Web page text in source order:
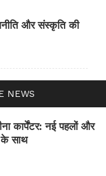
NEWS
कार्पेंटर: नई पहलों और
साथ
और संस्कृति की
मैच — जानकारी